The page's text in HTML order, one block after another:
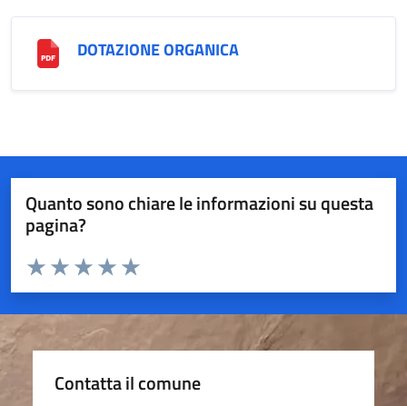
DOTAZIONE ORGANICA
Quanto sono chiare le informazioni su questa
pagina?
Valuta da 1 a 5 stelle la pagina
Valuta 5 stelle su 5
Valuta 4 stelle su 5
Valuta 3 stelle su 5
Valuta 2 stelle su 5
Valuta 1 stelle su 5
Contatta il comune